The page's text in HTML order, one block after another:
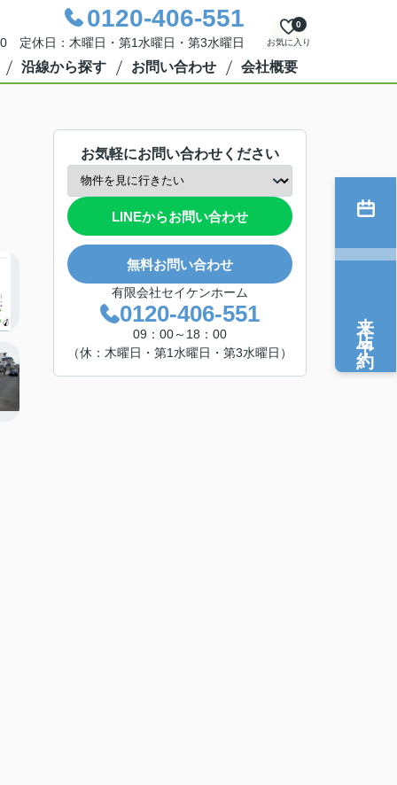
0120-406-551
定休日：木曜日・第1水曜日・第3水曜日 お気に入り
0
沿線から探す お問い合わせ 会社概要
お気軽にお問い合わせください
LINEからお問い合わせ
無料お問い合わせ
有限会社セイケンホーム
0120-406-551
09：00～18：00
（休：木曜日・第1水曜日・第3水曜日）
来店予約